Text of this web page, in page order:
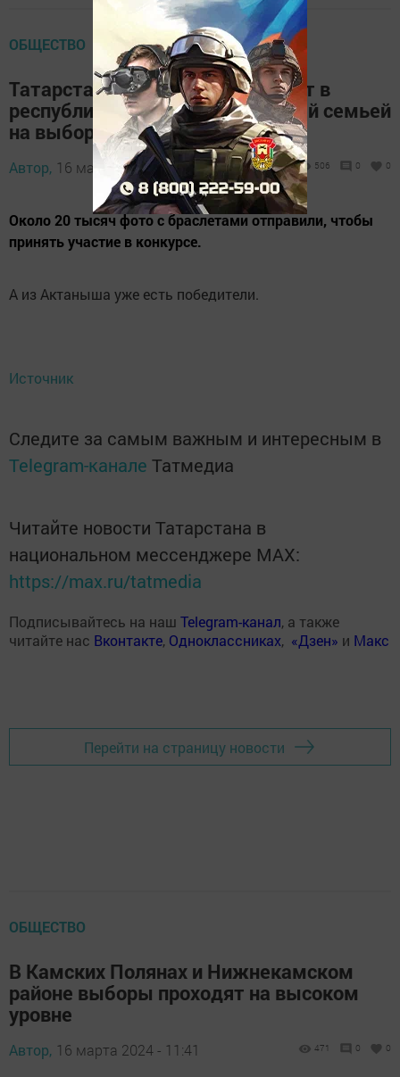
ОБЩЕСТВО
Татарстанцы активно участвуют в
республиканском конкурсе «Всей семьей
на выборы!»
Автор, 16 марта 2024 - 11:48 506 0 0
Около 20 тысяч фото с браслетами отправили, чтобы
принять участие в конкурсе.
А из Актаныша уже есть победители.
Источник
Следите за самым важным и интересным в
Telegram-канале Татмедиа
Читайте новости Татарстана в
национальном мессенджере MАХ:
https://max.ru/tatmedia
Подписывайтесь на наш Telegram-канал, а также
читайте нас Вконтакте, Одноклассниках, «Дзен» и Макс
Перейти на страницу новости
ОБЩЕСТВО
В Камских Полянах и Нижнекамском
районе выборы проходят на высоком
уровне
Автор, 16 марта 2024 - 11:41 471 0 0